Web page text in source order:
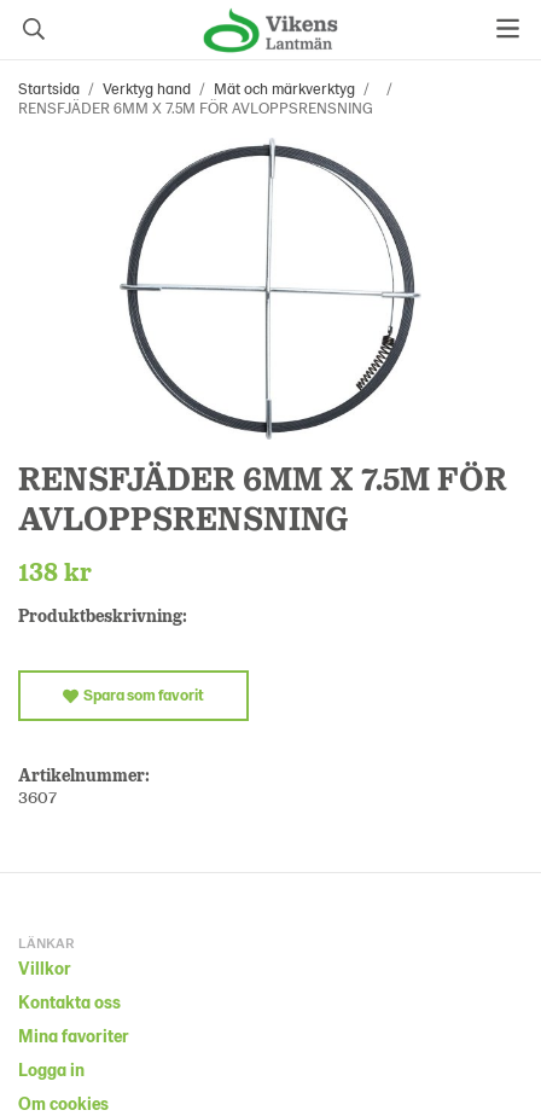
Startsida / Verktyg hand / Mät och märkverktyg /
/
RENSFJÄDER 6MM X 7.5M FÖR AVLOPPSRENSNING
RENSFJÄDER 6MM X 7.5M FÖR
AVLOPPSRENSNING
138 kr
Produktbeskrivning:
Spara som favorit
Artikelnummer:
3607
LÄNKAR
Villkor
Kontakta oss
Mina favoriter
Logga in
Om cookies